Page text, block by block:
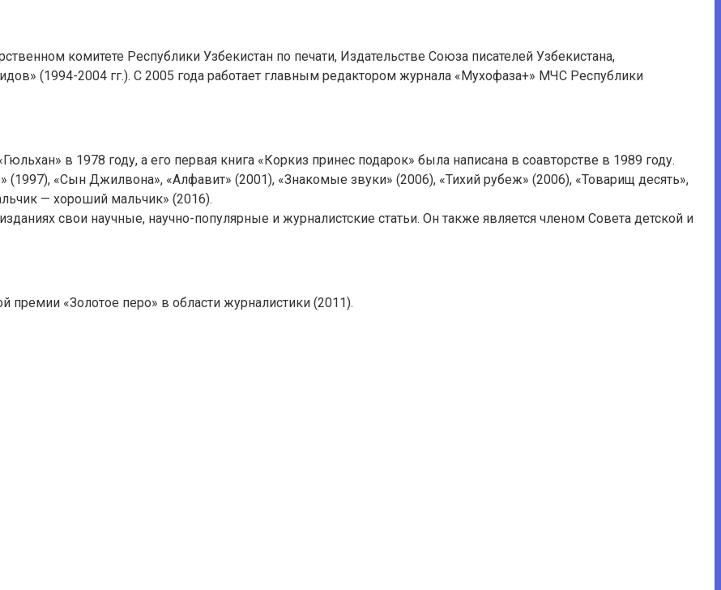
комитете Республики Узбекистан по печати, Издательстве Союза писателей Узбекистана,
(1994-2004 гг.). С 2005 года работает главным редактором журнала «Мухофаза+» МЧС Республики
в 1978 году, а его первая книга «Коркиз принес подарок» была написана в соавторстве в 1989 году.
(1997), «Сын Джилвона», «Алфавит» (2001), «Знакомые звуки» (2006), «Тихий рубеж» (2006), «Товарищ десять»,
— хороший мальчик» (2016).
свои научные, научно-популярные и журналистские статьи. Он также является членом Совета детской и
«Золотое перо» в области журналистики (2011).